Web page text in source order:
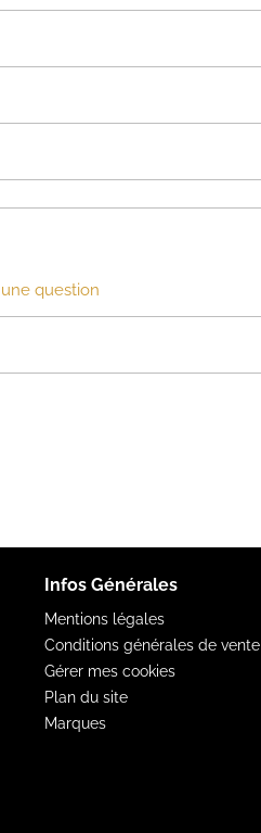
question
Infos Générales
Mentions légales
Conditions générales de vente
Gérer mes cookies
Plan du site
Marques